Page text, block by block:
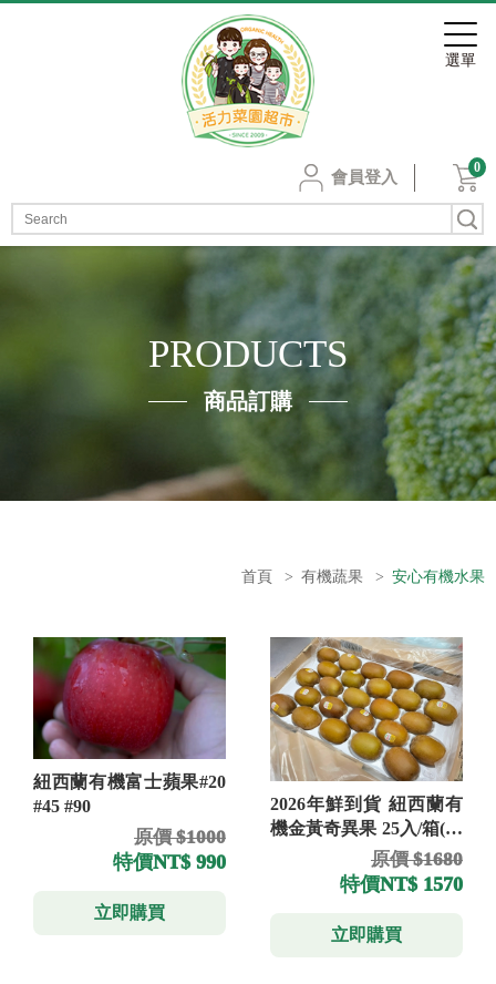
會員登入
0
PRODUCTS
商品訂購
首頁 > 有機蔬果 > 安心有機水果
紐西蘭有機富士蘋果#20
#45 #90
原價 $1000
特價NT$ 990
立即購買
2026年鮮到貨 紐西蘭有
機金黃奇異果 25入/箱(免
原價 $1680
特價NT$ 1570
立即購買